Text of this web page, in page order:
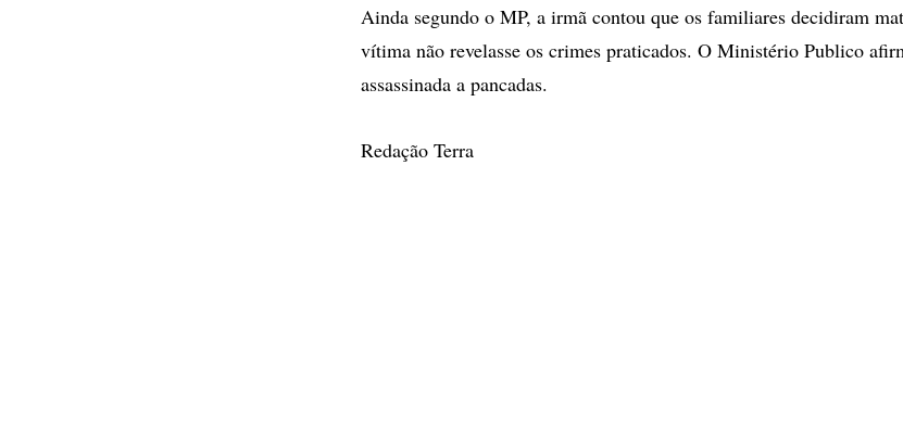
Ainda segundo o MP, a irmã contou que os familiares decidiram
vítima não revelasse os crimes praticados. O Ministério Publico
assassinada a pancadas.
Redação Terra